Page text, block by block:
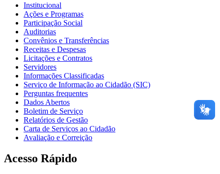
Institucional
Ações e Programas
Participação Social
Auditorias
Convênios e Transferências
Receitas e Despesas
Licitações e Contratos
Servidores
Informações Classificadas
Serviço de Informação ao Cidadão (SIC)
Perguntas frequentes
Dados Abertos
Boletim de Serviço
Relatórios de Gestão
Carta de Serviços ao Cidadão
Avaliação e Correição
Acesso Rápido